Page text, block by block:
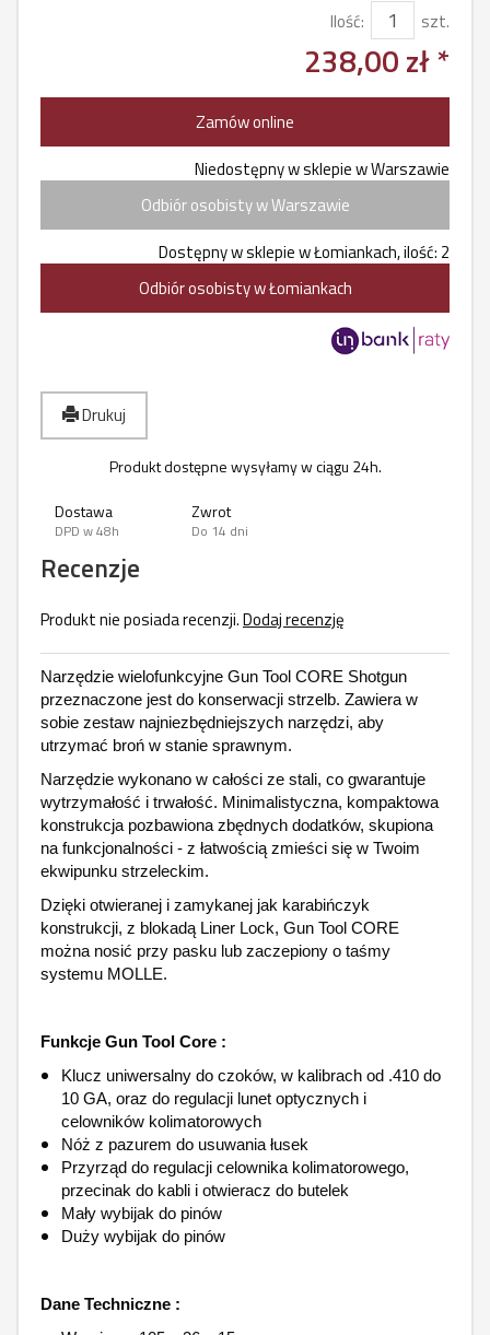
Ilość:
szt.
238,00 zł *
Zamów online
Niedostępny w sklepie w Warszawie
Odbiór osobisty w Warszawie
Dostępny w sklepie w Łomiankach, ilość: 2
Odbiór osobisty w Łomiankach
Drukuj
Produkt dostępne wysyłamy w ciągu 24h.
Dostawa
DPD w 48h
Zwrot
Do 14 dni
Recenzje
Produkt nie posiada recenzji.Dodaj recenzję
Narzędzie wielofunkcyjne Gun Tool CORE Shotgun
przeznaczone jest do konserwacji strzelb. Zawiera w
sobie zestaw najniezbędniejszych narzędzi, aby
utrzymać broń w stanie sprawnym.
Narzędzie wykonano w całości ze stali, co gwarantuje
wytrzymałość i trwałość. Minimalistyczna, kompaktowa
konstrukcja pozbawiona zbędnych dodatków, skupiona
na funkcjonalności - z łatwością zmieści się w Twoim
ekwipunku strzeleckim.
Dzięki otwieranej i zamykanej jak karabińczyk
konstrukcji, z blokadą Liner Lock, Gun Tool CORE
można nosić przy pasku lub zaczepiony o taśmy
systemu MOLLE.
Funkcje Gun Tool Core :
Klucz uniwersalny do czoków, w kalibrach od .410 do
10 GA, oraz do regulacji lunet optycznych i
celowników kolimatorowych
Nóż z pazurem do usuwania łusek
Przyrząd do regulacji celownika kolimatorowego,
przecinak do kabli i otwieracz do butelek
Mały wybijak do pinów
Duży wybijak do pinów
Dane Techniczne :